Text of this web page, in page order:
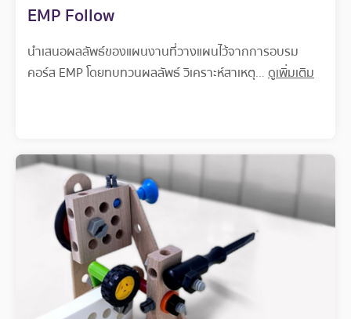
EMP Follow
นำเสนอผลลัพธ์ของแผนงานที่วางแผนไว้จากการอบรม
คอร์ส EMP โดยทบทวนผลลัพธ์ วิเคราะห์สาเหตุ…ดูเพิ่มเติม